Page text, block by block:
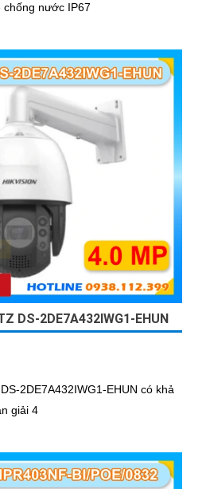
nước IP67
DS-2DE7A432IWG1-EHUN
2DE7A432IWG1-EHUN có khả
giải 4